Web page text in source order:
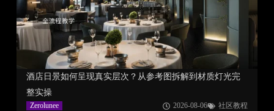
酒店日景如何呈现真实层次？从参考图拆解到材质灯光完
整实操
Zerolunee 2026-08-06 社区教程